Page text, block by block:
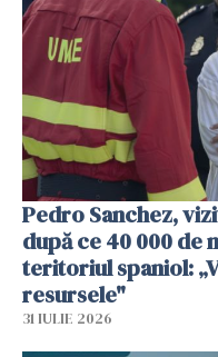
Pedro Sanchez,
după ce 40 000 de
teritoriul spaniol:
resursele"
31 IULIE 2026